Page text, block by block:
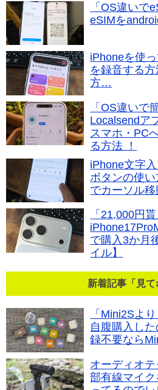
「OS違いで
eSIMを
iPhoneを使
を録音する
方…
「OS違いで
Localsendア
スマホ・PC
る方法 ！
iPhone文字
ボタンの使
でカーソル移
「21,000円貰
で購入3か月
イル】
新着記事「見て
「Mini2Sよ
自腹購入し
録不要なら
オーディオ
部有線マイ